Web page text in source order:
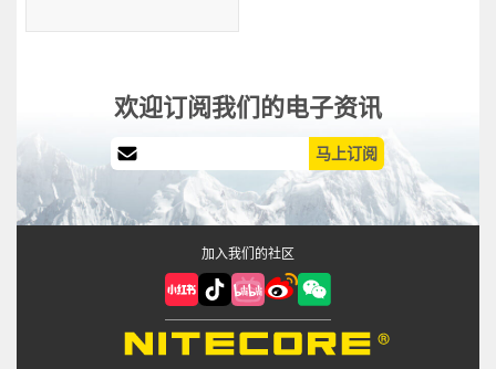
欢迎订阅我们的电子资讯
马上订阅
加入我们的社区